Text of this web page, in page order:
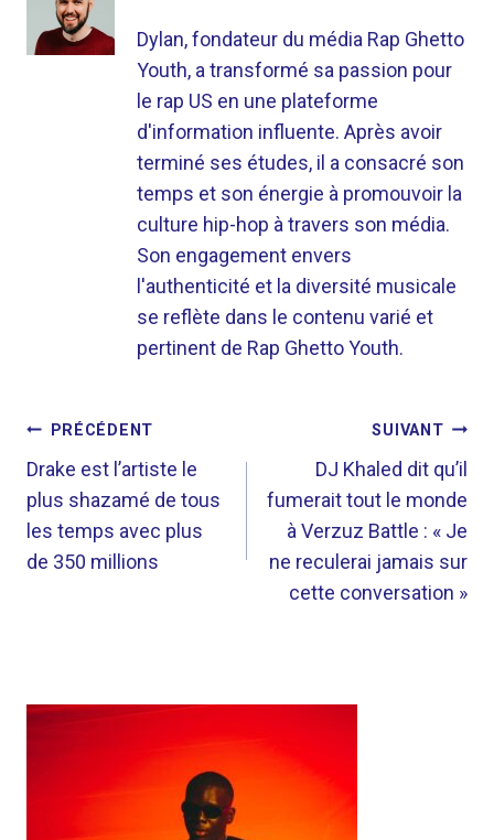
Dylan, fondateur du média Rap Ghetto
Youth, a transformé sa passion pour
le rap US en une plateforme
d'information influente. Après avoir
terminé ses études, il a consacré son
temps et son énergie à promouvoir la
culture hip-hop à travers son média.
Son engagement envers
l'authenticité et la diversité musicale
se reflète dans le contenu varié et
pertinent de Rap Ghetto Youth.
NAVIGATION
DE
L’ARTICLE
PRÉCÉDENT
Drake est l’artiste le
plus shazamé de tous
les temps avec plus
de 350 millions
SUIVANT
DJ Khaled dit qu’il
fumerait tout le monde
à Verzuz Battle : « Je
ne reculerai jamais sur
cette conversation »